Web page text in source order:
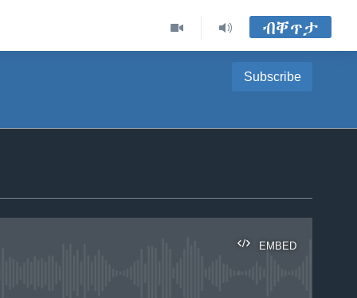
ብቐጥታ
Subscribe
EMBED